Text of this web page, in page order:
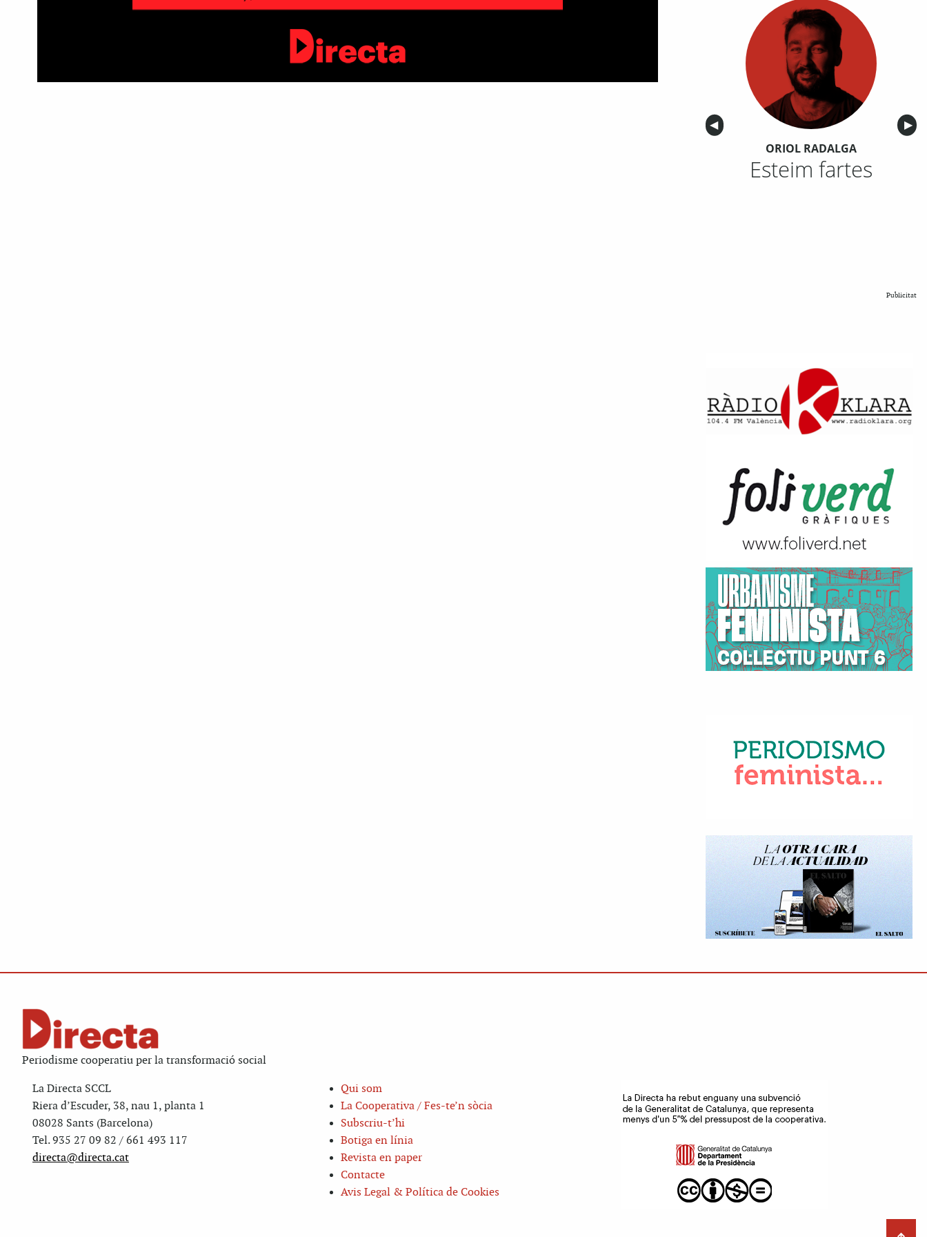
Anterior
◀︎ ▶︎
ORIOL RADALGA
Esteim fartes
Publicitat
Periodisme cooperatiu per la transformació social
La Directa SCCL
Riera d’Escuder, 38, nau 1, planta 1
08028 Sants (Barcelona)
Tel. 935 27 09 82 / 661 493 117
directa@directa.cat
Qui som
La Cooperativa / Fes-te’n sòcia
Subscriu-t’hi
Botiga en línia
Revista en paper
Contacte
Avis Legal & Política de Cookies